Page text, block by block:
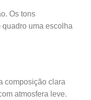
Os tons
uma escolha
composição clara
atmosfera leve.